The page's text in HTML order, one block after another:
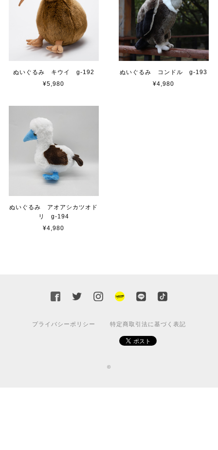
ぬいぐるみ キウイ g-192
¥5,980
ぬいぐるみ コンドル g-193
¥4,980
ぬいぐるみ アオアシカツオド
リ g-194
¥4,980
プライバシーポリシー 特定商取引法に基づく表記
©